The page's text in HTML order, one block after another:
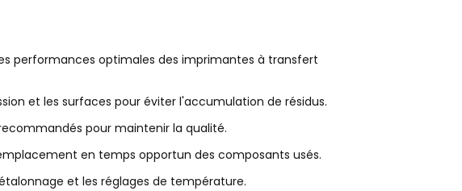
performances optimales des imprimantes à transfert
et les surfaces pour éviter l'accumulation de résidus.
pour maintenir la qualité.
en temps opportun des composants usés.
et les réglages de température.